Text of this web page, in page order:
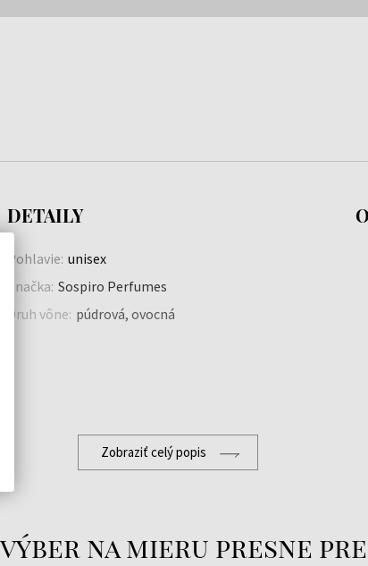
DETAILY
Pohlavie: unisex
Značka: Sospiro Perfumes
Druh vône: púdrová, ovocná
Zobraziť celý popis
výber na mieru presne pre